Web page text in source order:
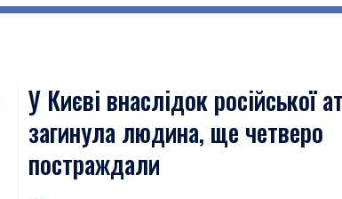
У Києві внаслідок російської
загинула людина, ще четверо
постраждали